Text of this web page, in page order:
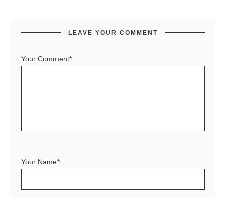
LEAVE YOUR COMMENT
Your Comment*
Your Name*